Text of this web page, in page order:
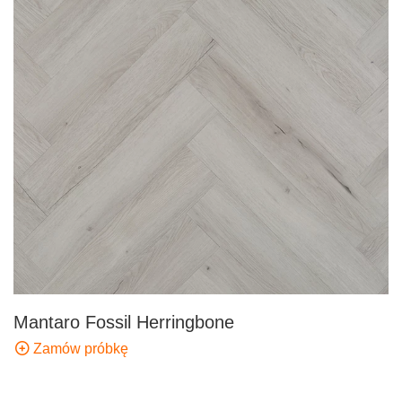
Mantaro Fossil Herringbone
Zamów próbkę